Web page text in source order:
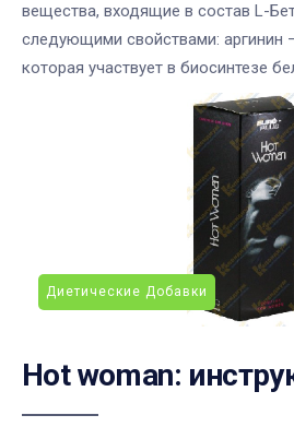
вещества, входящие в состав L-
следующими свойствами: аргинин
которая участвует в биосинтезе
Диетические Добавки
Hot woman: